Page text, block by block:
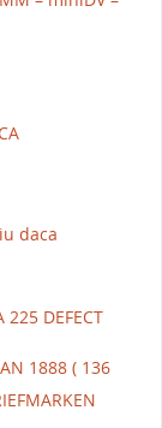
daca
225 DEFECT
1888 ( 136